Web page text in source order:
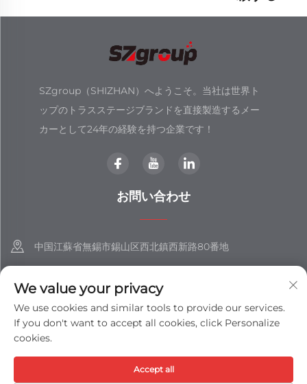
SZgroup（SHIZHAN）へようこそ。当社は世界ト
ップのトラスステージブランドを直接製造するメー
カーとして24年の経験を持つ企業です！
お問い合わせ
中国江蘇省無錫市錫山区西北鎮西新路80番地
[email protected]
著作権 © 江蘇士展集団有限公司 すべての権利を保有 - プライバシーポ
リシー- ブログ
We value your privacy
We use cookies and similar tools to provide our services.
If you don't want to accept all cookies, click Personalize
cookies.
Accept all